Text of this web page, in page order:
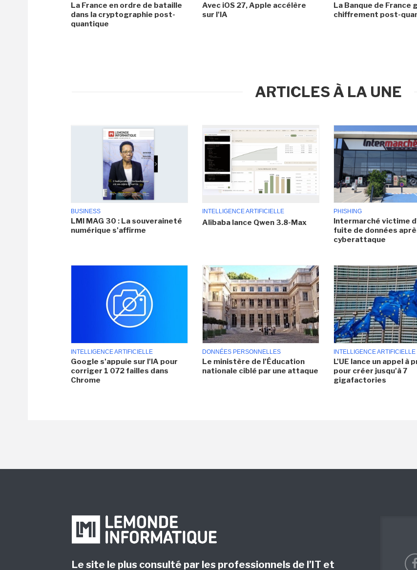
La France en ordre de bataille
dans la cryptographie post-
quantique
Avec iOS 27, Apple accélère
sur l'IA
La Banque de France
chiffrement post-
ARTICLES À LA UNE
BUSINESS
LMI MAG 30 : La souveraineté
numérique s'affirme
INTELLIGENCE ARTIFICIELLE
Alibaba lance Qwen 3.8-Max
PHISHING
Intermarché victime
fuite de données
cyberattaque
INTELLIGENCE ARTIFICIELLE
Google s'appuie sur l'IA pour
corriger 1 072 failles dans
Chrome
DONNÉES PERSONNELLES
Le ministère de l'Éducation
nationale ciblé par une attaque
INTELLIGENCE ARTIFICIELLE
L'UE lance un appel à
pour créer jusqu'à 7
gigafactories
Le site le plus consulté par les professionnels de l’IT et